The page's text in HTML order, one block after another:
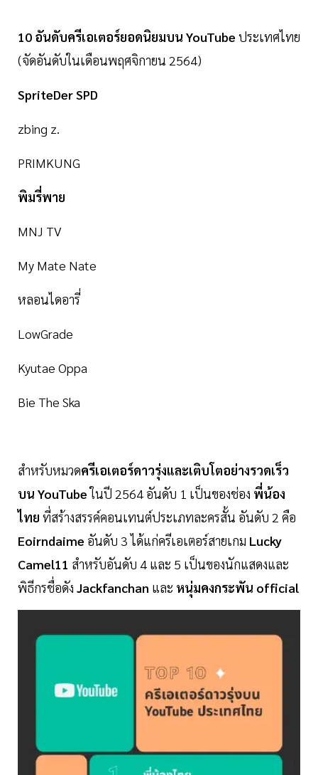
10 อันดับครีเอเตอร์ยอดนิยมบน YouTube ประเทศไทย
(จัดอันดับในเดือนพฤศจิกายน 2564)
SpriteDer SPD
zbing z.
PRIMKUNG
พิมรี่พาย
MNJ TV
My Mate Nate
หลอนไดอารี่
LowGrade
Kyutae Oppa
Bie The Ska
สำหรับหมวดครีเอเตอร์ดาวรุ่งและเติบโตอย่างรวดเร็ว
บน YouTubeในปี 2564 อันดับ 1 เป็นของช่อง พี่น้อง
ไทย ที่สร้างสรรค์คอนเทนต์ประเภทละครสั้น อันดับ 2 คือ
Eoirndaime อันดับ 3 ได้แก่ครีเอเตอร์สายเกม Lucky
Camel11 สำหรับอันดับ 4 และ 5 เป็นของนักแสดงและ
พิธีกรชื่อดัง Jackfanchan และ หนุ่มคงกระพัน official